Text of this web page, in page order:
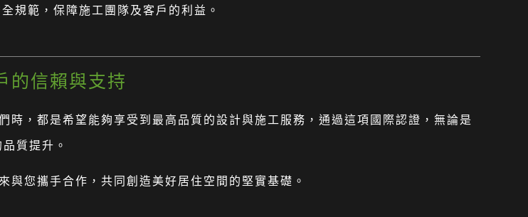
規範，保障施工團隊及客戶的利益。
的信賴與支持
，都是希望能夠享受到最高品質的設計與施工服務，通過這項國際認證，無論是
質提升。
您攜手合作，共同創造美好居住空間的堅實基礎。